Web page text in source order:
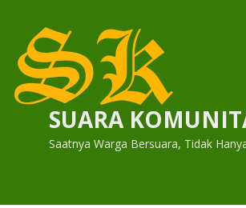
content
SUARA
Saatnya Warga Bersuara, Tidak